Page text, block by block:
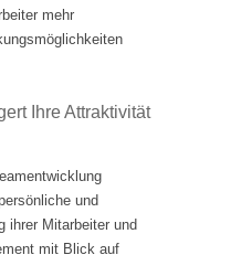
mehr
Ihre Attraktivität
und
ihrer Mitarbeiter und
mit Blick auf